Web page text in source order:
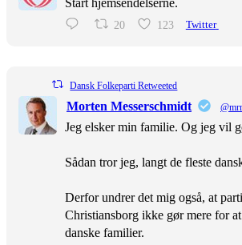
20 123 Twitter
Dansk Folkeparti Retweeted
Morten Messerschmidt
Jeg elsker min familie. Og jeg vil
Sådan tror jeg, langt de fleste
Derfor undrer det mig også, at
Christiansborg ikke gør mere for
danske familier.